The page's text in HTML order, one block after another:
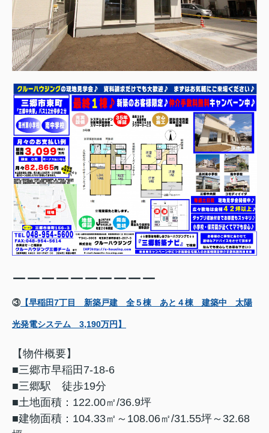
ーーーーーーーーーー
③【早稲田7丁目 新築戸建 全５棟 あと４棟 建築中 太陽
光発電システム 3,190万円】
【物件概要】
■三郷市早稲田7-18-6
■三郷駅 徒歩19分
■土地面積：122.00㎡/36.9坪
■建物面積：104.33㎡～108.06㎡/31.55坪～32.68